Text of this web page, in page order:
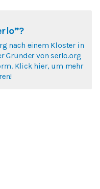
nach einem Kloster in
Gründer von serlo.org
Klick hier, um mehr